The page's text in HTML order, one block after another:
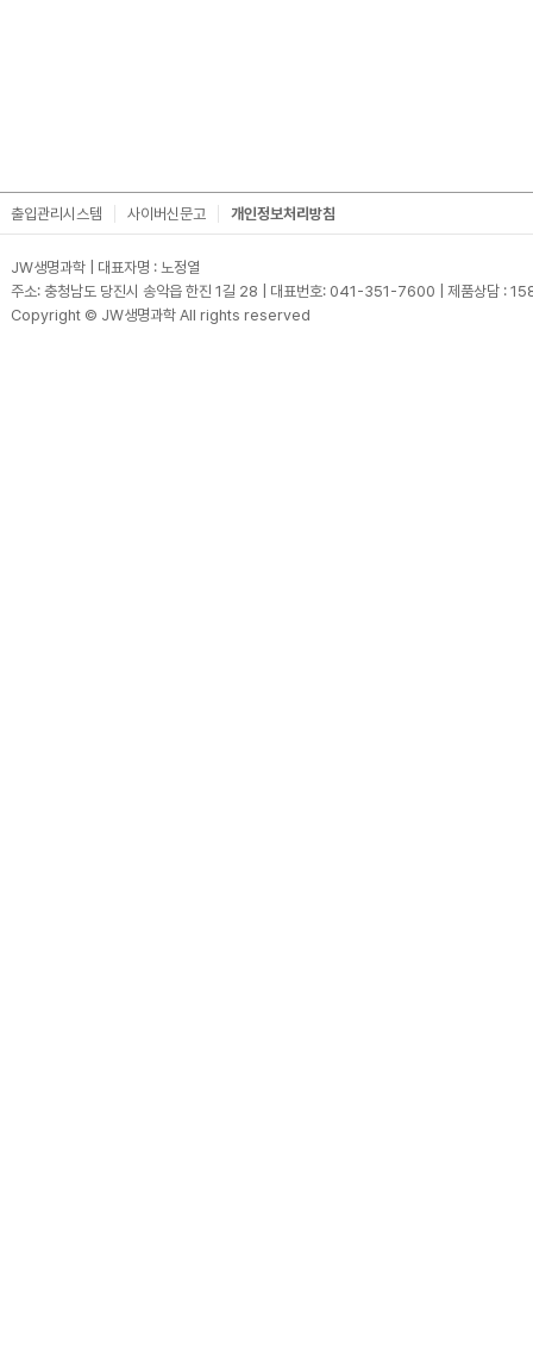
출입관리시스템 사이버신문고 개인정보처리방침
JW생명과학 | 대표자명 : 노정열
주소: 충청남도 당진시 송악읍 한진 1길 28 | 대표번호: 041-351-7600 | 제품상담 :
Copyright © JW생명과학 All rights reserved